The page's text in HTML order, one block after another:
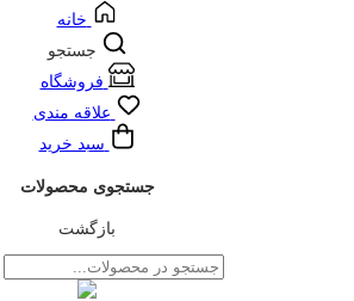
خانه
جستجو
فروشگاه
علاقه مندی
سبد خرید
جستجوی محصولات
بازگشت